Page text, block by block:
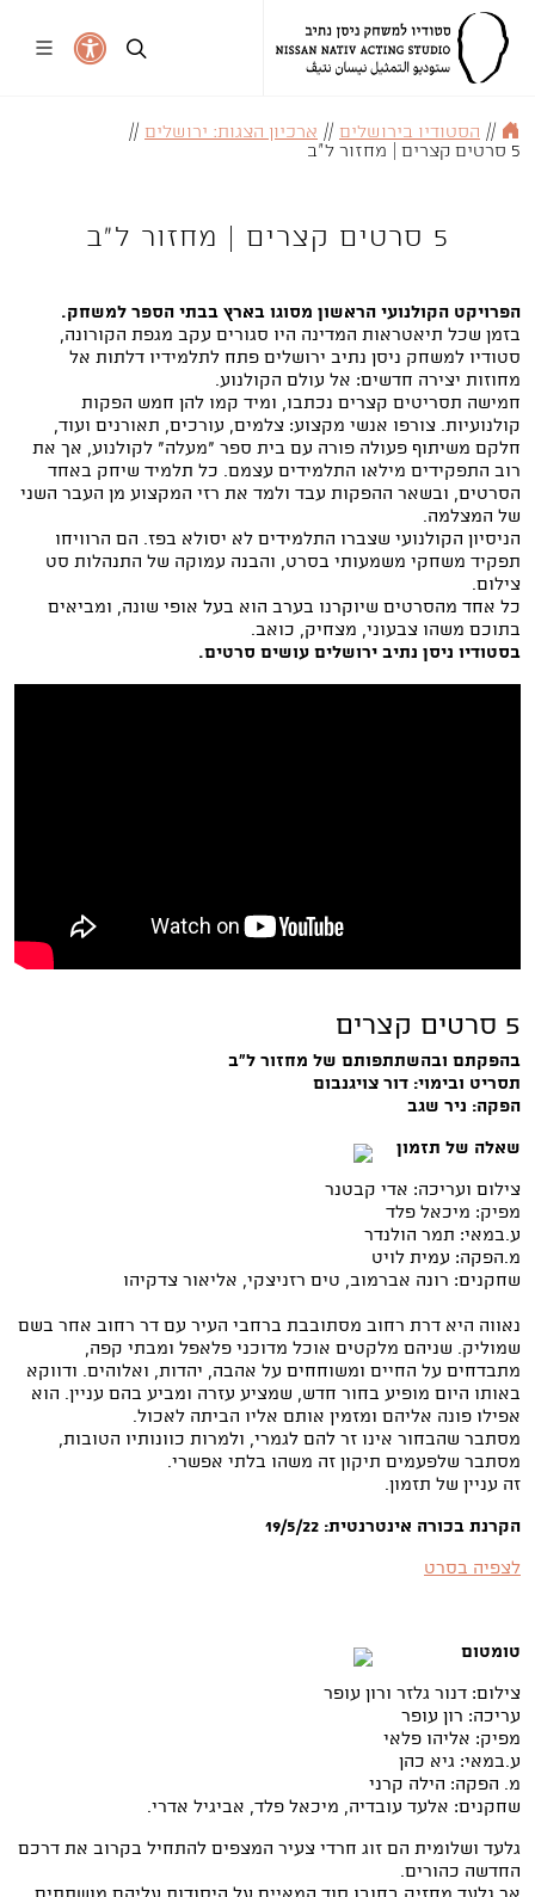
// הסטודיו בירושלים // ארכיון הצגות: ירושלים //
5 סרטים קצרים | מחזור ל"ב
5 סרטים קצרים | מחזור ל"ב
הפרויקט הקולנועי הראשון מסוגו בארץ בבתי הספר למשחק.
בזמן שכל תיאטראות המדינה היו סגורים עקב מגפת הקורונה,
סטודיו למשחק ניסן נתיב ירושלים פתח לתלמידיו דלתות אל
מחוזות יצירה חדשים: אל עולם הקולנוע.
חמישה תסריטים קצרים נכתבו, ומיד קמו להן חמש הפקות
קולנועיות. צורפו אנשי מקצוע: צלמים, עורכים, תאורנים ועוד,
חלקם משיתוף פעולה פורה עם בית ספר "מעלה" לקולנוע, אך את
רוב התפקידים מילאו התלמידים עצמם. כל תלמיד שיחק באחד
הסרטים, ובשאר ההפקות עבד ולמד את רזי המקצוע מן העבר השני
של המצלמה.
הניסיון הקולנועי שצברו התלמידים לא יסולא בפז. הם הרוויחו
תפקיד משחקי משמעותי בסרט, והבנה עמוקה של התנהלות סט
צילום.
כל אחד מהסרטים שיוקרנו בערב הוא בעל אופי שונה, ומביאים
בתוכם משהו צבעוני, מצחיק, כואב.
בסטודיו ניסן נתיב ירושלים עושים סרטים.
5 סרטים קצרים
בהפקתם ובהשתתפותם של מחזור ל"ב
תסריט ובימוי: דור צויגנבום
הפקה: ניר שגב
שאלה של תזמון
צילום ועריכה: אדי קבטנר
מפיק: מיכאל פלד
ע.במאי: תמר הולנדר
מ.הפקה: עמית לויט
שחקנים: רונה אברמוב, טים רזניצקי, אליאור צדקיהו
נאווה היא דרת רחוב מסתובבת ברחבי העיר עם דר רחוב אחר בשם
שמוליק. שניהם מלקטים אוכל מדוכני פלאפל ומבתי קפה,
מתבדחים על החיים ומשוחחים על אהבה, יהדות, ואלוהים. ודווקא
באותו היום מופיע בחור חדש, שמציע עזרה ומביע בהם עניין. הוא
אפילו פונה אליהם ומזמין אותם אליו הביתה לאכול.
מסתבר שהבחור אינו זר להם לגמרי, ולמרות כוונותיו הטובות,
מסתבר שלפעמים תיקון זה משהו בלתי אפשרי.
זה עניין של תזמון.
הקרנת בכורה אינטרנטית: 19/5/22
לצפיה בסרט
טומטום
צילום: דנור גלזר ורון עופר
עריכה: רון עופר
מפיק: אליהו פלאי
ע.במאי: גיא כהן
מ. הפקה: הילה קרני
שחקנים: אלעד עובדיה, מיכאל פלד, אביגיל אדרי.
גלעד ושלומית הם זוג חרדי צעיר המצפים להתחיל בקרוב את דרכם
החדשה כהורים.